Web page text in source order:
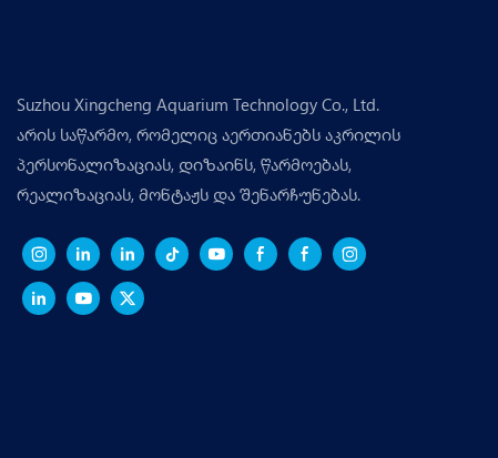
Suzhou Xingcheng Aquarium Technology Co., Ltd.
არის საწარმო, რომელიც აერთიანებს აკრილის
პერსონალიზაციას, დიზაინს, წარმოებას,
რეალიზაციას, მონტაჟს და შენარჩუნებას.